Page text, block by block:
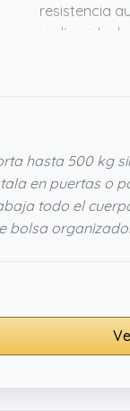
resistencia
sin líos,
y
hasta 500 kg
en puertas o
todo el
bolsa